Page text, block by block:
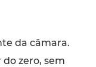
da câmara.
zero, sem